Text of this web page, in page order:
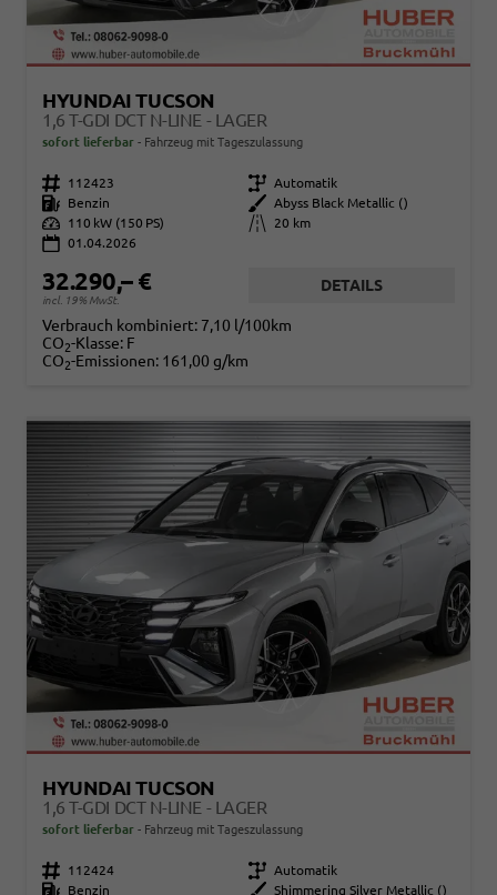
HYUNDAI TUCSON
1,6 T-GDI DCT N-LINE - LAGER
sofort lieferbar Fahrzeug mit Tageszulassung
Fahrzeugnr. 112423 Getriebe Automatik
Kraftstoff
Benzin Außenfarbe
Abyss Black Metallic ()
Leistung
110 kW (150 PS) Kilometerstand
20 km
01.04.2026
32.290,– €
incl. 19% MwSt.
DETAILS
Verbrauch kombiniert: 7,10 l/100km
CO2-Klasse: F
CO2-Emissionen: 161,00 g/km
HYUNDAI TUCSON
1,6 T-GDI DCT N-LINE - LAGER
sofort lieferbar Fahrzeug mit Tageszulassung
Fahrzeugnr. 112424 Getriebe Automatik
Kraftstoff
Benzin Außenfarbe Shimmering Silver Metallic ()